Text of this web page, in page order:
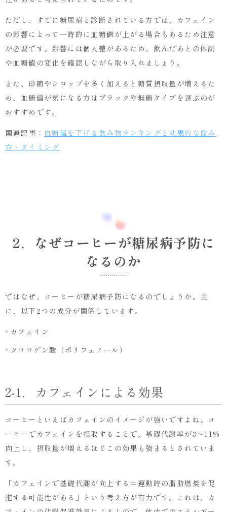
ただし、すでに糖尿病と診断されている方では、カフェイン
の影響によって一時的に血糖値が上がる場合もあるため注意
が必要です。影響には個人差があるため、飲んだあとの体調
や血糖値の変化を確認しながら取り入れましょう。
また、砂糖やシロップを多く加えると糖質摂取量が増えるた
め、血糖値が気になる方はブラックや無糖タイプを選ぶのが
おすすめです。
関連記事： 血糖値を下げる飲み物ランキングと効果的な飲み
方・タイミング
2．なぜコーヒーが糖尿病予防に
なるのか
ではなぜ、コーヒーが糖尿病予防になるのでしょうか。主
に、以下2つの成分が関係しています。
カフェイン
クロロゲン酸（ポリフェノール）
2-1．カフェインによる効果
コーヒーといえばカフェインのイメージが強いですよね。コ
ーヒーでカフェインを摂取することで、基礎代謝率が3〜11%
向上し、摂取量が増えるほどこの効果も強まるとされていま
す。
「カフェインで基礎代謝が向上する＝運動時の脂肪燃焼を促
進する可能性がある」という考え方が有力です。これは、カ